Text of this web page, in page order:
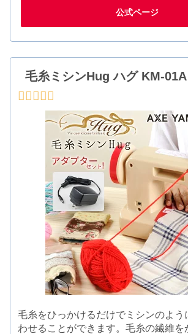
公式ページ
毛糸ミシンHug ハグ KM-
毛糸をひっかけるだけでミシンのよう
わせることができます。毛糸の繊維を